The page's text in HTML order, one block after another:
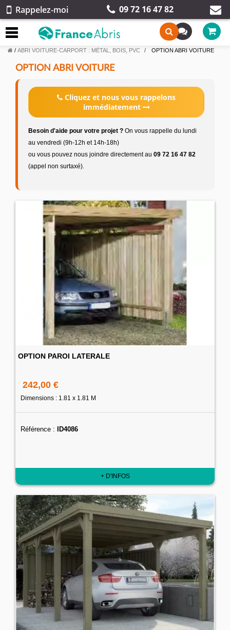
Rappelez-moi 09 72 16 47 82
/ ABRI VOITURE-CARPORT : MÉTAL, BOIS, PVC OPTION ABRI VOITURE
OPTION ABRI VOITURE
Cliquez et nous vous rappelons
immédiatement
Besoin d'aide pour votre projet ? On vous rappelle du lundi
au vendredi (9h-12h et 14h-18h)
ou vous pouvez nous joindre directement au 09 72 16 47 82
(appel non surtaxé).
OPTION PAROI LATERALE
242,00 €
Dimensions : 1.81 x 1.81 M
Référence : ID4086
+ D'INFOS